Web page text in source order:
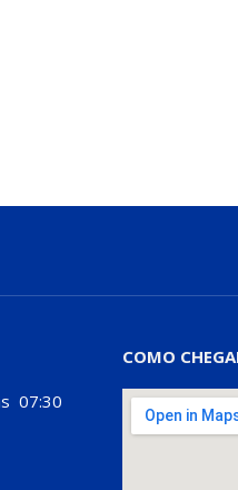
07:30
COMO